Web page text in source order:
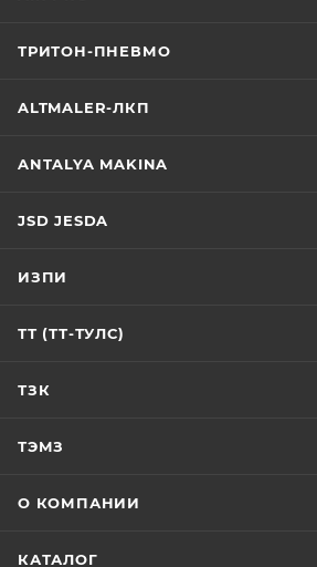
ТРИТОН-ПНЕВМО
ALTMALER-ЛКП
ANTALYA MAKINA
JSD JESDA
ИЗПИ
ТТ (ТТ-ТУЛС)
ТЗК
ТЭМЗ
О КОМПАНИИ
КАТАЛОГ